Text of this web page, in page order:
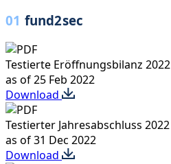
01 fund2sec
Testierte Eröffnungsbilanz 2022
as of 25 Feb 2022
Download
Testierter Jahresabschluss 2022
as of 31 Dec 2022
Download